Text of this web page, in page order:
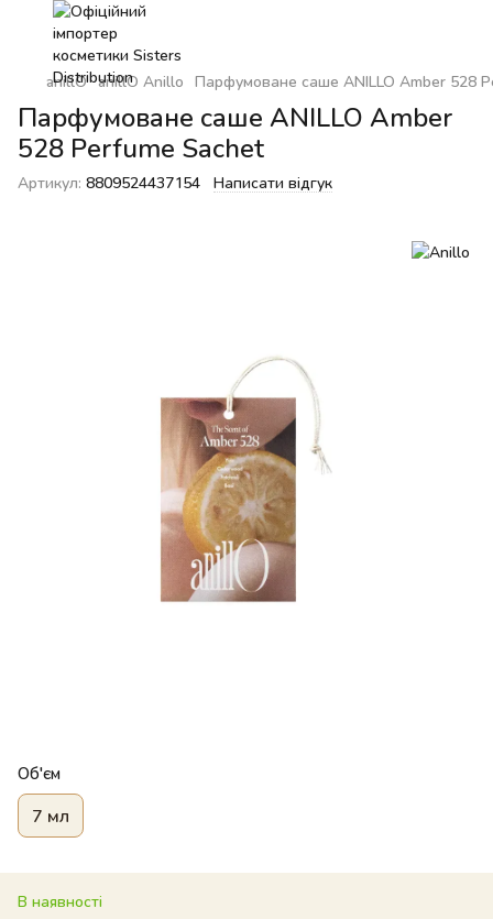
anillO anillO Anillo Парфумоване саше ANILLO Amber 528
Парфумоване саше ANILLO Amber
528 Perfume Sachet
Артикул: 8809524437154 Написати відгук
Об'єм
7 мл
В наявності